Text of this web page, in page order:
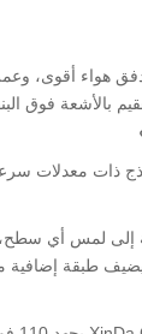
هواء